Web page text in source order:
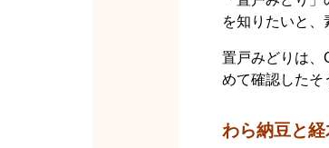
を知りたいと、
置戸みどりは、
めて確認したそ
わら納豆と